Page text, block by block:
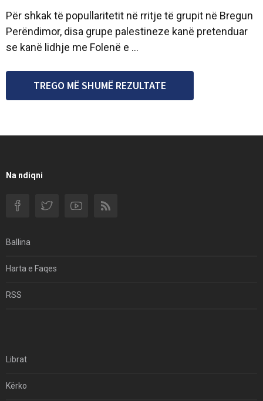
Për shkak të popullaritetit në rritje të grupit në Bregun
Perëndimor, disa grupe palestineze kanë pretenduar
se kanë lidhje me Folenë e ...
TREGO MË SHUMË REZULTATE
Na ndiqni
Ballina
Harta e Faqes
RSS
Librat
Kërko